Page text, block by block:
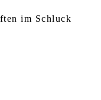
im Schluck